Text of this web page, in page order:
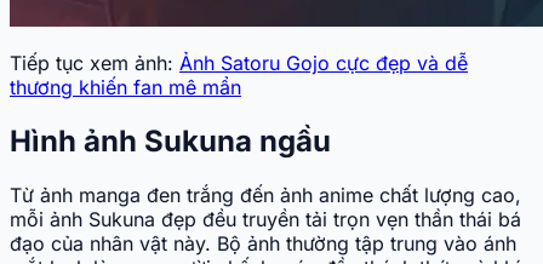
Tiếp tục xem ảnh: Ảnh Satoru Gojo cực đẹp và dễ
thương khiến fan mê mẩn
Hình ảnh Sukuna ngầu
Từ ảnh manga đen trắng đến ảnh anime chất lượng cao,
mỗi ảnh Sukuna đẹp đều truyền tải trọn vẹn thần thái bá
đạo của nhân vật này. Bộ ảnh thường tập trung vào ánh